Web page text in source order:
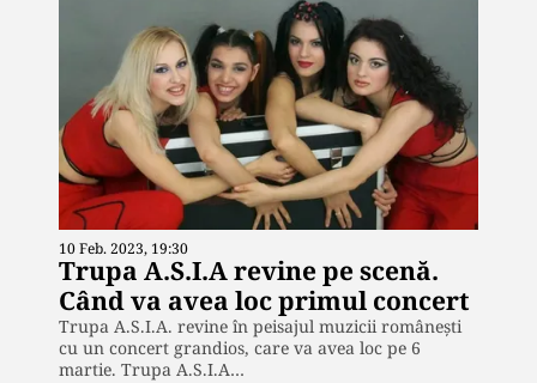
10 Feb. 2023, 19:30
Trupa A.S.I.A revine pe scenă.
Când va avea loc primul concert
Trupa A.S.I.A. revine în peisajul muzicii românești
cu un concert grandios, care va avea loc pe 6
martie. Trupa A.S.I.A…